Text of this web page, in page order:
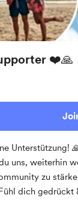
❤️🙏
Unterstützung!
uns, weiterhin
zu
dich gedrückt